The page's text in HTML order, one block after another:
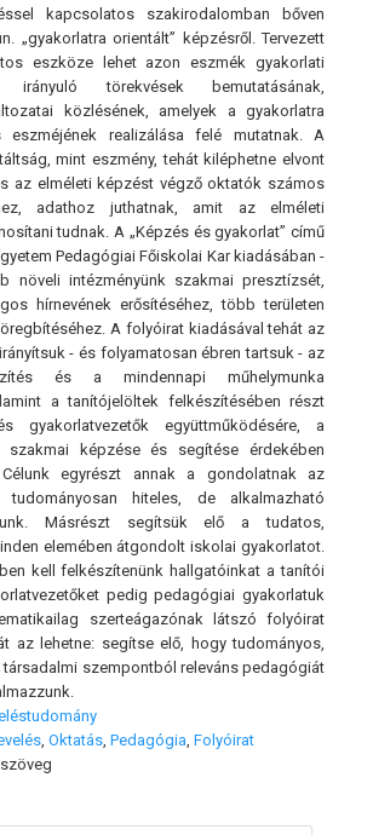
kapcsolatos szakirodalomban bőven
„gyakorlatra orientált” képzésről. Tervezett
eszköze lehet azon eszmék gyakorlati
irányuló törekvések bemutatásának,
közlésének, amelyek a gyakorlatra
eszméjének realizálása felé mutatnak. A
mint eszmény, tehát kiléphetne elvont
az elméleti képzést végző oktatók számos
adathoz juthatnak, amit az elméleti
tudnak. A „Képzés és gyakorlat” című
Pedagógiai Főiskolai Kar kiadásában -
növeli intézményünk szakmai presztízsét,
hírnevének erősítéséhez, több területen
A folyóirat kiadásával tehát az
- és folyamatosan ébren tartsuk - az
és a mindennapi műhelymunka
a tanítójelöltek felkészítésében részt
gyakorlatvezetők együttműködésére, a
szakmai képzése és segítése érdekében
egyrészt annak a gondolatnak az
tudományosan hiteles, de alkalmazható
Másrészt segítsük elő a tudatos,
elemében átgondolt iskolai gyakorlatot.
kell felkészítenünk hallgatóinkat a tanítói
pedig pedagógiai gyakorlatuk
szerteágazónak látszó folyóirat
az lehetne: segítse elő, hogy tudományos,
szempontból releváns pedagógiát
Oktatás Pedagógia Folyóirat
szöveg